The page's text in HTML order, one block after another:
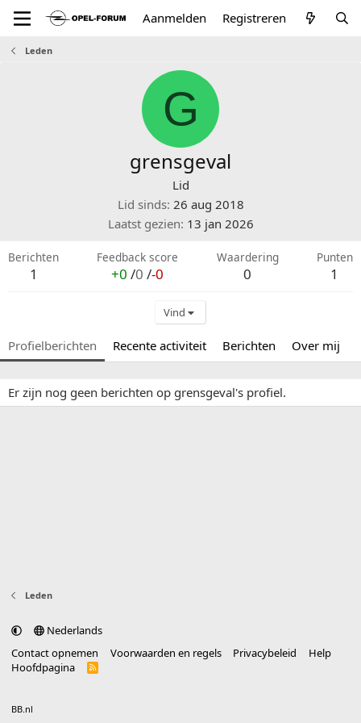
Aanmelden Registreren
Leden
G
grensgeval
Lid
Lid sinds 26 aug 2018
Laatst gezien 13 jan 2026
Berichten
1
Feedback score
+0 /0 /-0
Waardering
0
Punten
1
Vind
Profielberichten Recente activiteit Berichten Over mij
Er zijn nog geen berichten op grensgeval's profiel.
Leden
Nederlands
Contact opnemen
Voorwaarden en regels Privacybeleid
Help
Hoofdpagina
R
BB.nl